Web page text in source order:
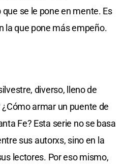
se le pone en mente. Es
la que pone más empeño.
diverso, lleno de
armar un puente de
Fe? Esta serie no se basa
sus autorxs, sino en la
lectores. Por eso mismo,